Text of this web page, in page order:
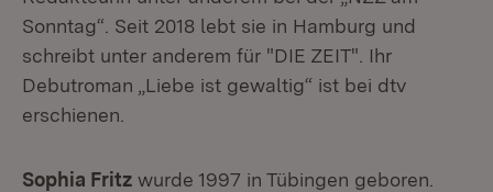
Sonntag“. Seit 2018 lebt sie in Hamburg und
schreibt unter anderem für "DIE ZEIT". Ihr
Debutroman „Liebe ist gewaltig“ ist bei dtv
erschienen.
Sophia Fritz wurde 1997 in Tübingen geboren.